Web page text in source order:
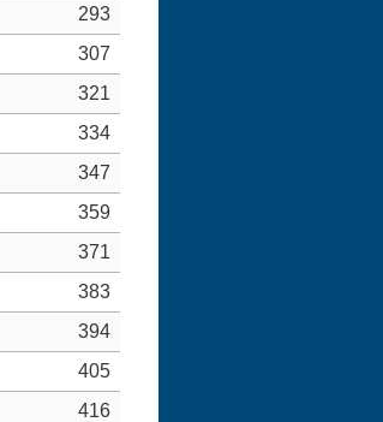
293
307
321
334
347
359
371
383
394
405
416